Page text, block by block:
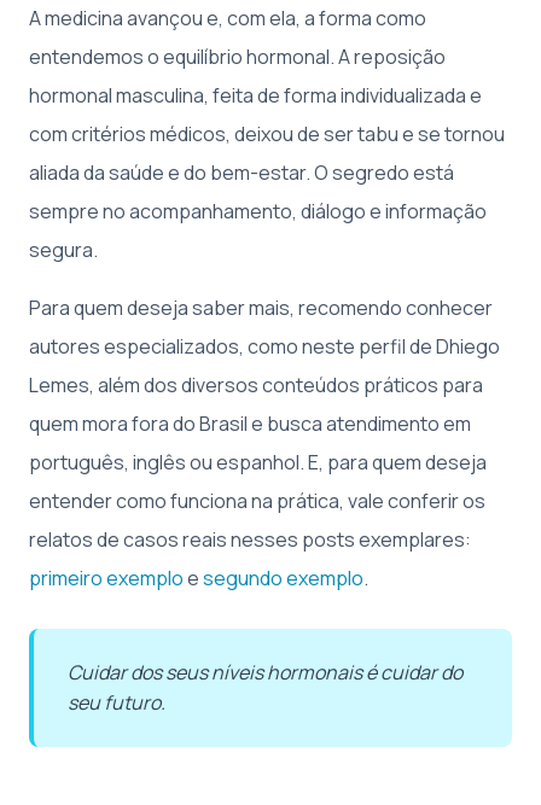
A medicina avançou e, com ela, a forma como
entendemos o equilíbrio hormonal. A reposição
hormonal masculina, feita de forma individualizada e
com critérios médicos, deixou de ser tabu e se tornou
aliada da saúde e do bem-estar. O segredo está
sempre no acompanhamento, diálogo e informação
segura.
Para quem deseja saber mais, recomendo conhecer
autores especializados, como neste perfil de Dhiego
Lemes, além dos diversos conteúdos práticos para
quem mora fora do Brasil e busca atendimento em
português, inglês ou espanhol. E, para quem deseja
entender como funciona na prática, vale conferir os
relatos de casos reais nesses posts exemplares:
primeiro exemploesegundo exemplo.
Cuidar dos seus níveis hormonais é cuidar do
seu futuro.